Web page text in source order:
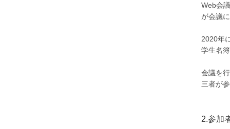
Web会
が会議
2020年
学生名
会議を
三者が
2.参加